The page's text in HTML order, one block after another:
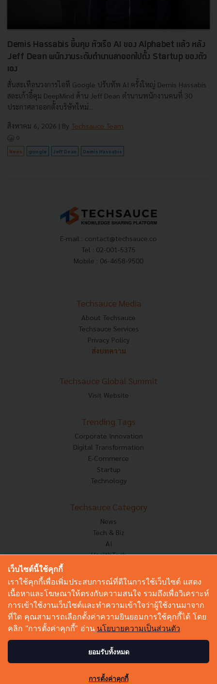
Demis Hassabis ขึ้นคุม หัวเรือ AI ของ Alphabet แล้ว หลัง
Jeff Dean พนักงานระดับตำนานลาออกไปตั้ง Startup ของตัว
เอง
สั่นสะเทือนวงการไอที Google ปรับทัพ AI ครั้งใหญ่ Demis Hassabis
สละเก้าอี้คุม DeepMind ด้าน Jeff Dean ตำนานพนักงานคนที่ 30
ประกาศลาออกตั้งบริษัทใหม่...
สิงหาคม 6, 2026 | By Techsauce Team
0
News google Jeff Dean Demis Hassabis
E-mail : contact@techsauce.co
Tel : 02-001-5375
Mobile : 06-4658-9500
Techsauce Media
About Techsauce
Techsauce Services
Privacy Policy
ส่งบทความ
Techsauce Global Summit
Visit Website
Trending Tags
Corporate Innovation
Digital Transformation
E-Commerce
Startup
Technology
Techsauce Category
News
Tech & Biz
AI
HealthTech
Corp Innov
Saucy Thoughts
Based On
Sustainable
Videos
Podcast
© Copyright 2026 :Techsauce All rights reserved.
เว็บไซต์นี้ใช้คุกกี้
เราใช้คุกกี้เพื่อเพิ่มประสบการณ์ที่ดีในการใช้เว็บไซต์ แสดง
เนื้อหาและโฆษณาให้ตรงกับความสนใจ รวมถึงเพื่อวิเคราะห์
การเข้าใช้งานเว็บไซต์และทำความเข้าใจว่าผู้ใช้งานมาจาก
ที่ใด คุณสามารถเลือกตั้งค่าความยินยอมการใช้คุกกี้ได้ โดย
คลิก “การตั้งค่าคุกกี้” อ่าน นโยบายความเป็นส่วนตัว
ยอมรับทั้งหมด
การตั้งค่าคุกกี้